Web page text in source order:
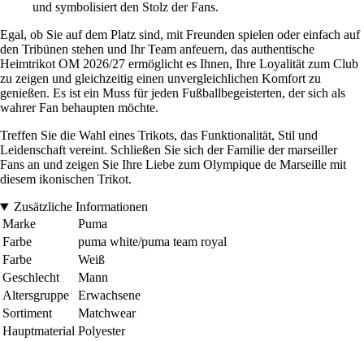
und symbolisiert den Stolz der Fans.
Egal, ob Sie auf dem Platz sind, mit Freunden spielen oder einfach auf
den Tribünen stehen und Ihr Team anfeuern, das authentische
Heimtrikot OM 2026/27 ermöglicht es Ihnen, Ihre Loyalität zum Club
zu zeigen und gleichzeitig einen unvergleichlichen Komfort zu
genießen. Es ist ein Muss für jeden Fußballbegeisterten, der sich als
wahrer Fan behaupten möchte.
Treffen Sie die Wahl eines Trikots, das Funktionalität, Stil und
Leidenschaft vereint. Schließen Sie sich der Familie der marseiller
Fans an und zeigen Sie Ihre Liebe zum Olympique de Marseille mit
diesem ikonischen Trikot.
Zusätzliche Informationen
Marke
Puma
Farbe
puma white/puma team royal
Farbe
Weiß
Geschlecht
Mann
Altersgruppe
Erwachsene
Sortiment
Matchwear
Hauptmaterial Polyester